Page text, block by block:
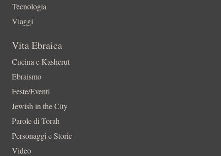
Tecnologia
Viaggi
Vita Ebraica
Cucina e Kasherut
Ebraismo
Feste/Eventi
Jewish in the City
Parole di Torah
Personaggi e Storie
Video